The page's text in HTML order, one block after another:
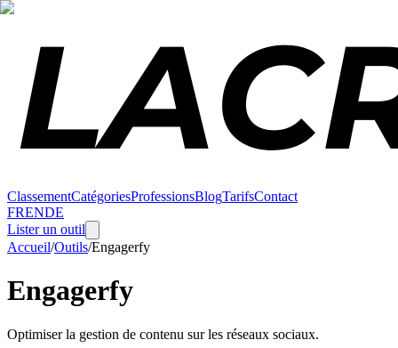
ClassementCatégoriesProfessionsBlogTarifsContact
FRENDE
Lister un outil
Accueil/Outils/Engagerfy
Engagerfy
Optimiser la gestion de contenu sur les réseaux sociaux.